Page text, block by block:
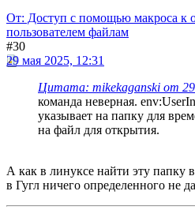
От: Доступ с помощью макроса к
пользователем файлам
#30
29 мая 2025, 12:31
Цитата: mikekaganski от
команда неверная.
указывает на папку для
на файл для открытия.
А как в линуксе найти эту папку
в Гугл ничего определенного не